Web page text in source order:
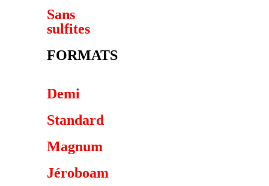
Sans
sulfites
FORMATS
Demi
Standard
Magnum
Jéroboam